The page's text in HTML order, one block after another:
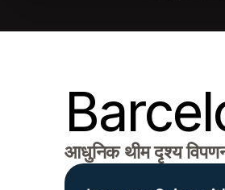
आधुनिक थीम दृश्य